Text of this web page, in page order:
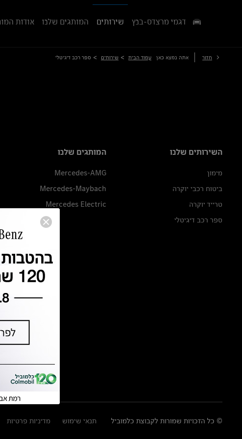
דגמי מרצדס-בנץ שירותים המותגים שלנו אודות
חזור אתה נמצא כאן עמוד הבית > שירותים > ספר רכב דיגיטלי
השירותים שלנו
מימון
ביטוח רכבי יוקרה
טרייד יוקרה
ספר רכב דיגיטלי
המותגים שלנו
Mercedes-AMG
Mercedes-Maybach
Mercedes Electric
© כל הזכויות שמורות לקבוצת כלמוביל תנאי שימוש מדיניות פרטיות